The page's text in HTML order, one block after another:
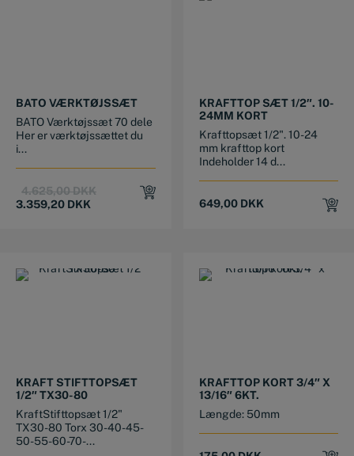
BATO VÆRKTØJSSÆT
BATO Værktøjssæt 70 dele
Her er værktøjssættet du
i...
4.625,00DKKOriginal
3.359,20 DKK
Current
KRAFTTOP SÆT 1/2″. 10-
24MM KORT
Krafttopsæt 1/2". 10-24
mm krafttop kort
Indeholder 14 d...
649,00 DKK
KRAFT STIFTTOPSÆT
1/2″ TX30-80
KraftStifttopsæt 1/2"
TX30-80 Torx 30-40-45-
50-55-60-70-...
KRAFTTOP KORT 3/4″ X
13/16″ 6KT.
Længde: 50mm